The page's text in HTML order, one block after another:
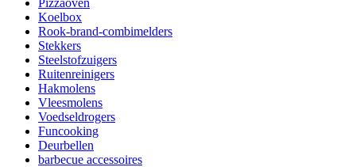
Pizzaoven
Koelbox
Rook-brand-combimelders
Stekkers
Steelstofzuigers
Ruitenreinigers
Hakmolens
Vleesmolens
Voedseldrogers
Funcooking
Deurbellen
barbecue accessoires